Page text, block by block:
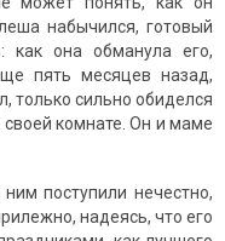
набычился, готовый
как она обманула его,
пять месяцев назад,
только сильно обиделся
комнате. Он и маме
поступили нечестно,
надеясь, что его